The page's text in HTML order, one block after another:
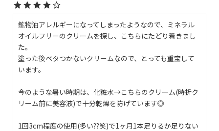
鉱物油アレルギーになってしまったようなので、ミネラル
オイルフリーのクリームを探し、こちらにたどり着きまし
た。
塗った後ベタつかないクリームなので、とっても重宝して
います。
今のような暑い時期は、化粧水→こちらのクリーム(時折ク
リーム前に美容液)で十分乾燥を防げています◎
1回3cm程度の使用(多い??笑)で1ヶ月1本足りるか足りない